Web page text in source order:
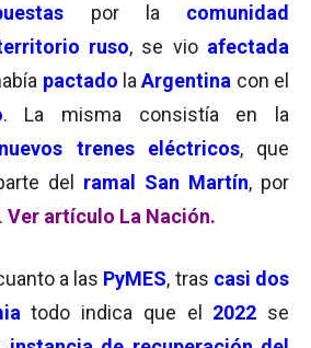
por la comunidad
ruso, se vio afectada
pactado laArgentina con el
. La misma consistía en la
trenes eléctricos, que
del ramal San Martín, por
. Ver artículo La Nación.
a las PyMES, tras casi dos
todo indica que el 2022 se